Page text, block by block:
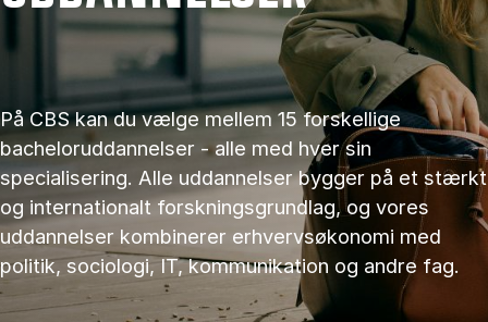
På CBS kan du vælge mellem 15 forskellige
bacheloruddannelser - alle med hver sin
specialisering. Alle uddannelser bygger på et stærkt
og internationalt forskningsgrundlag, og vores
uddannelser kombinerer erhvervsøkonomi med
politik, sociologi, IT, kommunikation og andre fag.